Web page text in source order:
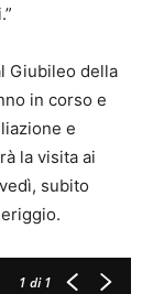
Giubileo della
in corso e
e
la visita ai
subito
1 di 1